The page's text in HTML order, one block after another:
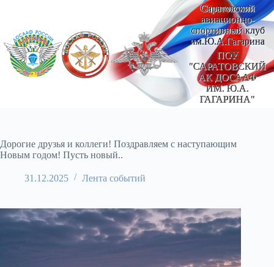
Саратовский
авиационно-
спортивный клуб
им.Ю.А.Гагарина
ПОУ
"САРАТОВСКИЙ
АК ДОСААФ
ИМ. Ю.А.
ГАГАРИНА"
Дорогие друзья и коллеги! Поздравляем с наступающим
Новым годом! Пусть новый..
31.12.2025 Лента событий